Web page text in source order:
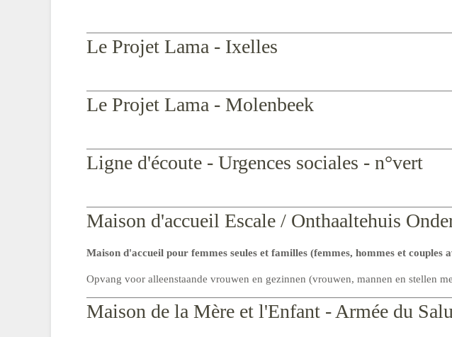
Le Projet Lama - Ixelles
Le Projet Lama - Molenbeek
Ligne d'écoute - Urgences sociales - n°vert
Maison d'accueil Escale / Onthaaltehuis
Maison d'accueil pour femmes seules et familles (femmes, hommes et couples
Opvang voor alleenstaande vrouwen en gezinnen (vrouwen, mannen en stellen
Maison de la Mère et l'Enfant - Armée du